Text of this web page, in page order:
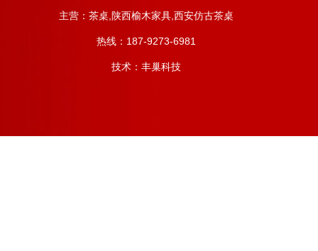
主营：茶桌,陕西榆木家具,西安仿古茶桌
热线：187-9273-6981
技术：丰巢科技